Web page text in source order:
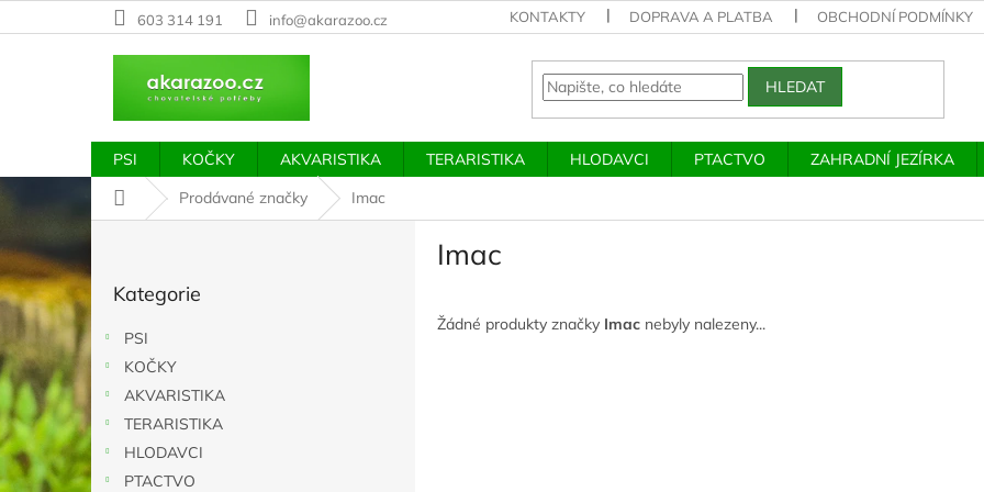
na
603 314 191 info@akarazoo.cz KONTAKTY DOPRAVA A PLATBA OBCHODNÍ PODMÍNKY
HLEDAT
PSI KOČKY AKVARISTIKA TERARISTIKA HLODAVCI PTACTVO ZAHRADNÍ JEZÍRKA
Domů
Prodávané značky Imac
s
t
r
a
í
p
a
kategorie
Kategorie
PSI
KOČKY
AKVARISTIKA
TERARISTIKA
HLODAVCI
PTACTVO
Imac
Žádné produkty značky Imac nebyly nalezeny...